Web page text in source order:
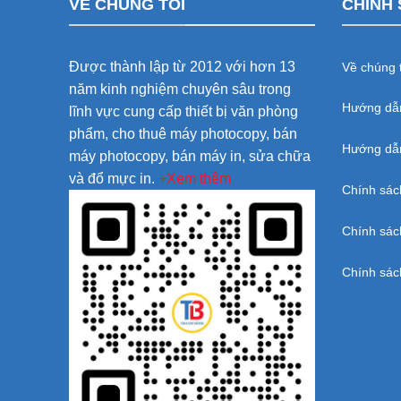
VỀ CHÚNG TÔI
Được thành lập từ 2012 với hơn 13
năm kinh nghiệm chuyên sâu trong
lĩnh vực cung cấp thiết bị văn phòng
phẩm, cho thuê máy photocopy, bán
máy photocopy, bán máy in, sửa chữa
và đổ mực in. +Xem thêm
CHÍNH
Về chúng
Hướng
Hướng
Chính
Chính
Chính